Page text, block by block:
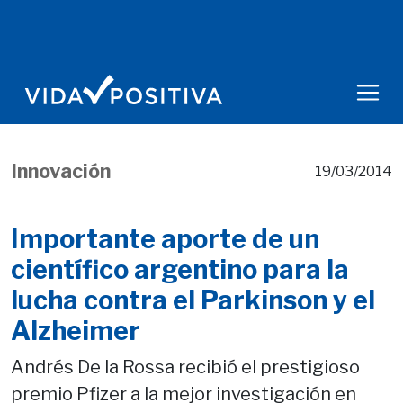
Innovación 19/03/2014
Importante aporte de un
científico argentino para la
lucha contra el Parkinson y el
Alzheimer
Andrés De la Rossa recibió el prestigioso
premio Pfizer a la mejor investigación en